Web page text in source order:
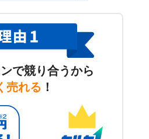
で競り合うから
売れる ！